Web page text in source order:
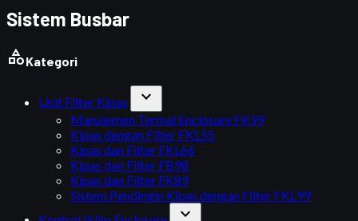
Sistem Busbar
categoryKategori
Unit Filter Kipas expand_more
Manajemen Termal Enclosure FK99
Kipas dengan Filter FKL55
Kipas dan Filter FKL66
Kipas dan Filter FB98
Kipas dan Filter FK89
Sistem Pendingin Kipas dengan Filter FKL99
expand_more